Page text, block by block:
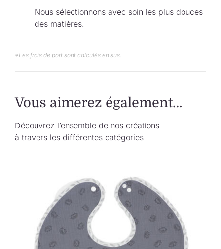
Nous sélectionnons avec soin les plus douces
des matières.
*Les frais de port sont calculés en sus.
Vous aimerez également…
Découvrez l’ensemble de nos créations
à travers les différentes catégories !